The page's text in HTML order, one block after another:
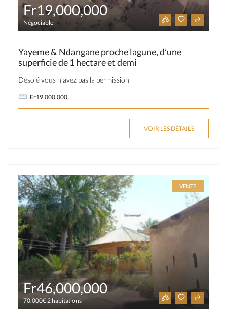
Fr19,000,000
Négociable
Yayeme & Ndangane proche lagune, d’une
superficie de 1 hectare et demi
Désolé vous n’avez pas la permission
Fr19,000,000
VOIR LES DÉTAILS
VENTE
Fr46,000,000
70.000€ 2 habitations